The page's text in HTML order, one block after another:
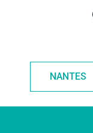
NANTES